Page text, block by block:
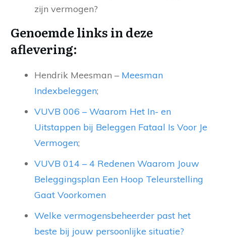
zijn vermogen?
Genoemde links in deze
aflevering:
Hendrik Meesman – Meesman
Indexbeleggen;
VUVB 006 – Waarom Het In- en
Uitstappen bij Beleggen Fataal Is Voor Je
Vermogen;
VUVB 014 – 4 Redenen Waarom Jouw
Beleggingsplan Een Hoop Teleurstelling
Gaat Voorkomen
Welke vermogensbeheerder past het
beste bij jouw persoonlijke situatie?